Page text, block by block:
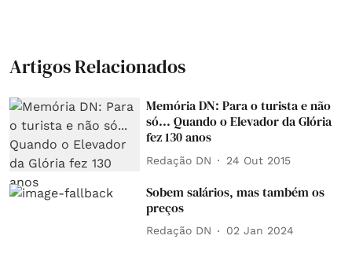
Artigos Relacionados
Memória DN: Para o turista e não
só... Quando o Elevador da Glória
fez 130 anos
Redação DN 24 Out 2015
Sobem salários, mas também os
preços
Redação DN 02 Jan 2024